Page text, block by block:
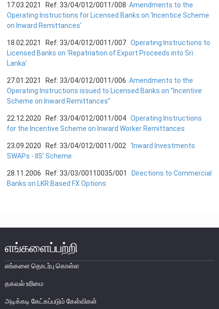
பணத்தாள்கள்
சுற்றோட்டத்திலுள்ள நாணயத் தாள்கள்
சுற்றோட்டத்திலுள்ள நாணயக்குத்திகள்
ஞாபகார்த்த நாணத் தாள்களும் குத்திகளும்
பாதுகாப்பு பண்புகள்
நாணய முகாமைத்துவம்
நாணய அருங்காட்சியகம்
17.03.2021 Ref: 33/04/012/0011/008Amendments to the
Operating Instructions for Licensed Banks on 'Incentice Scheme
on Inward Remittances'
18.02.2021 Ref: 33/04/012/0011/007Operating Instructions to
Licensed Banks on 'Repatriation of Export Proceeds into Sri
Lanka'
27.01.2021 Ref: 33/04/012/0011/006Amendments to the
Operating Instructions issued to Licensed Banks on "Incentive
Scheme on Inward Remittances"
22.12.2020 Ref: 33/04/012/0011/004Operating Instructions
for the Incentive Scheme on Inward Worker Remittances
23.09.2020 Ref: 33/04/012/0011/002'Inward Investments
SWAPs - IIS' Scheme
28.11.2006 Ref: 33/03/00110035/001
Directions to Commercial
Banks on LKR Based FX Options
எங்களைப்பற்றி
எங்களை தொடர்பு கொள்ள
தகவல் உரிமை
அடிக்கடி கேட்கப்படும் கேள்விகள்